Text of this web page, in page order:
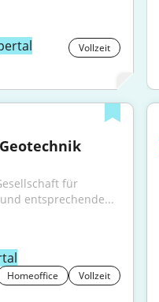
Vollzeit
für
entsprechende...
Homeoffice Vollzeit